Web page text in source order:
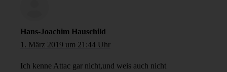
Hans-Joachim Hauschild
1. März 2019 um 21:44 Uhr
Ich kenne Attac gar nicht,und weis auch nicht